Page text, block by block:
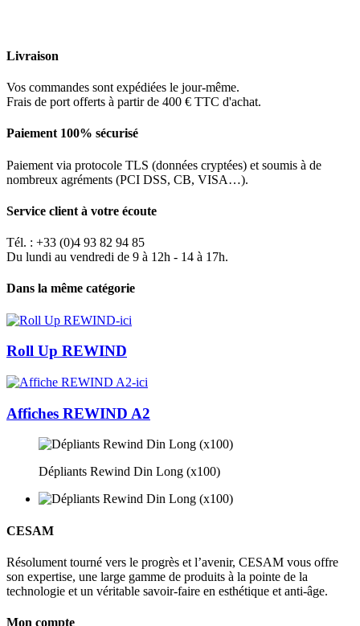
Livraison
Vos commandes sont expédiées le jour-même.
Frais de port offerts à partir de 400 € TTC d'achat.
Paiement 100% sécurisé
Paiement via protocole TLS (données cryptées) et soumis à de
nombreux agréments (PCI DSS, CB, VISA…).
Service client à votre écoute
Tél. : +33 (0)4 93 82 94 85
Du lundi au vendredi de 9 à 12h - 14 à 17h.
Dans la même catégorie
Roll Up REWIND
Affiches REWIND A2
Dépliants Rewind Din Long (x100)
CESAM
Résolument tourné vers le progrès et l’avenir, CESAM vous offre
son expertise, une large gamme de produits à la pointe de la
technologie et un véritable savoir-faire en esthétique et anti-âge.
Mon compte